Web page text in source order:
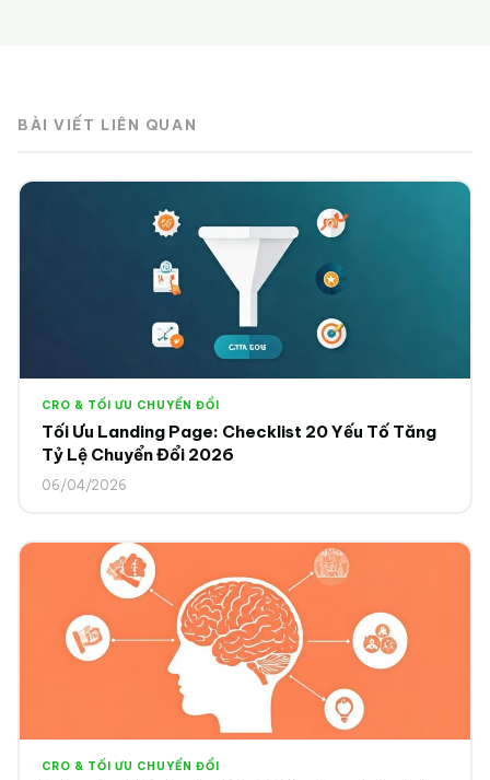
BÀI VIẾT LIÊN QUAN
CRO & TỐI ƯU CHUYỂN ĐỔI
Tối Ưu Landing Page: Checklist 20 Yếu Tố Tăng
Tỷ Lệ Chuyển Đổi 2026
06/04/2026
CRO & TỐI ƯU CHUYỂN ĐỔI